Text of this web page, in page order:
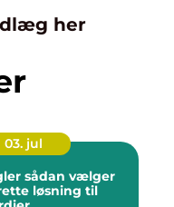
her
03. jul
løsning til